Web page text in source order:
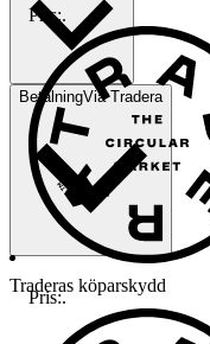
BetalningVia Tradera
Traderas köparskydd
Pris:.
Pris:.